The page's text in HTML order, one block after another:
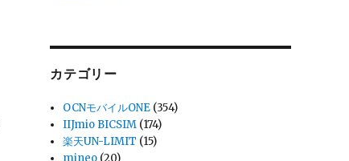
カテゴリー
OCNモバイルONE (354)
IIJmio BICSIM (174)
楽天UN-LIMIT (15)
mineo (20)